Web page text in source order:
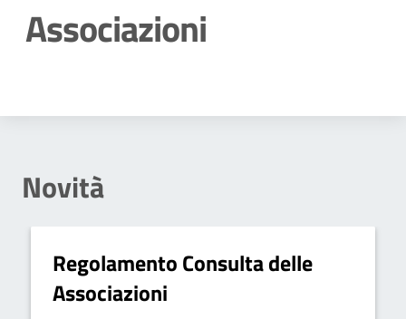
Associazioni
Novità
Regolamento Consulta delle
Associazioni